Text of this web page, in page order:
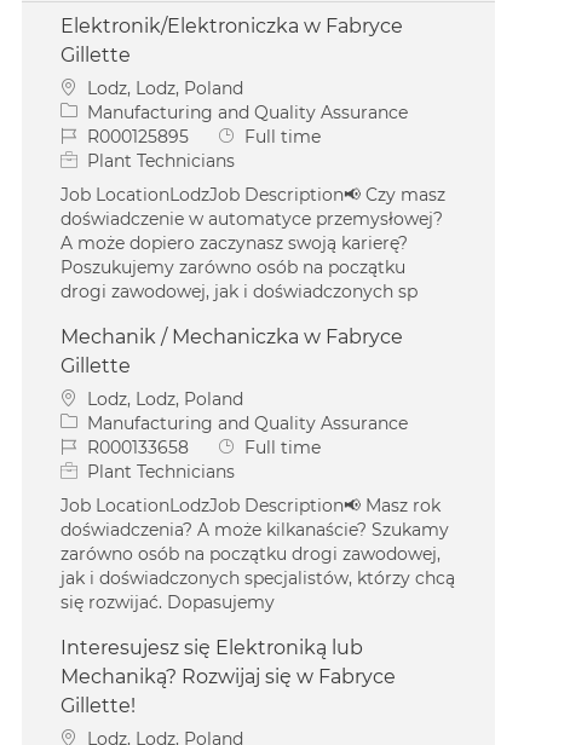
Elektronik/Elektroniczka w Fabryce
Gillette
Location
Lodz, Lodz, Poland
Category
Manufacturing and Quality Assurance
Job IdR000125895 Job Type
Full time
Plant Technicians
Job LocationLodzJob Description📢 Czy masz
doświadczenie w automatyce przemysłowej?
A może dopiero zaczynasz swoją karierę?
Poszukujemy zarówno osób na początku
drogi zawodowej, jak i doświadczonych sp
Mechanik / Mechaniczka w Fabryce
Gillette
Location
Lodz, Lodz, Poland
Category
Manufacturing and Quality Assurance
Job IdR000133658 Job Type
Full time
Plant Technicians
Job LocationLodzJob Description📢 Masz rok
doświadczenia? A może kilkanaście? Szukamy
zarówno osób na początku drogi zawodowej,
jak i doświadczonych specjalistów, którzy chcą
się rozwijać. Dopasujemy
Interesujesz się Elektroniką lub
Mechaniką? Rozwijaj się w Fabryce
Gillette!
Location
Lodz, Lodz, Poland